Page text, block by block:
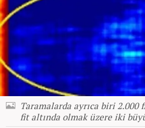
Taramalarda ayrıca biri
fit altında olmak üzere iki